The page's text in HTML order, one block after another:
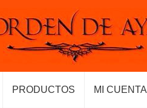
PRODUCTOS MI CUENTA